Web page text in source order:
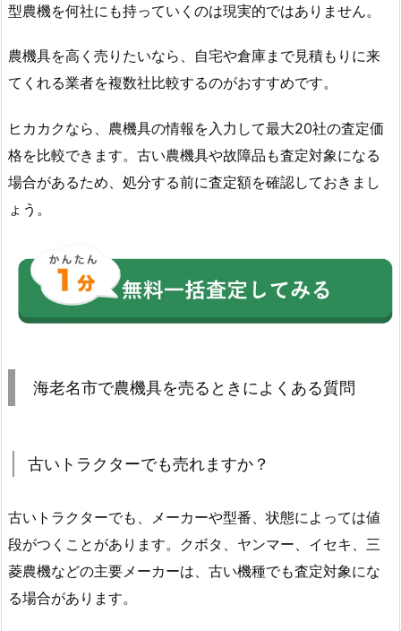
型農機を何社にも持っていくのは現実的ではありません。
農機具を高く売りたいなら、自宅や倉庫まで見積もりに来
てくれる業者を複数社比較するのがおすすめです。
ヒカカクなら、農機具の情報を入力して最大20社の査定価
格を比較できます。古い農機具や故障品も査定対象になる
場合があるため、処分する前に査定額を確認しておきまし
ょう。
海老名市で農機具を売るときによくある質問
古いトラクターでも売れますか？
古いトラクターでも、メーカーや型番、状態によっては値
段がつくことがあります。クボタ、ヤンマー、イセキ、三
菱農機などの主要メーカーは、古い機種でも査定対象にな
る場合があります。